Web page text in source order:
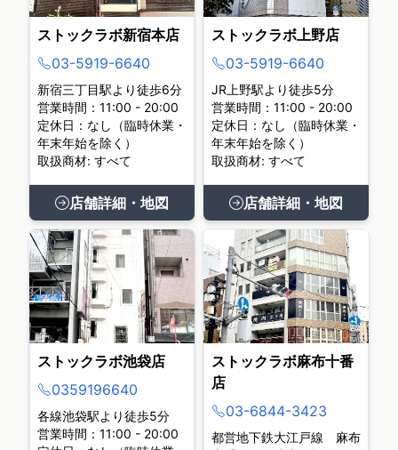
ストックラボ新宿本店
03-5919-6640
新宿三丁目駅より徒歩6分
営業時間：11:00 - 20:00
定休日：なし（臨時休業・
年末年始を除く）
取扱商材: すべて
店舗詳細・地図
ストックラボ上野店
03-5919-6640
JR上野駅より徒歩5分
営業時間：11:00 - 20:00
定休日：なし（臨時休業・
年末年始を除く）
取扱商材: すべて
店舗詳細・地図
ストックラボ池袋店
0359196640
各線池袋駅より徒歩5分
営業時間：11:00 - 20:00
ストックラボ麻布十番
店
03-6844-3423
都営地下鉄大江戸線 麻布